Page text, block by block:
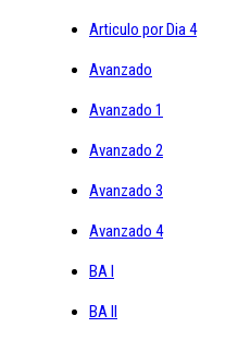
Articulo por Dia 4
Avanzado
Avanzado 1
Avanzado 2
Avanzado 3
Avanzado 4
BA I
BA II